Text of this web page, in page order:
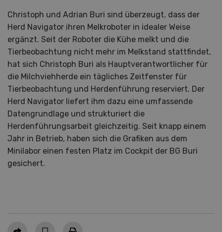
Christoph und Adrian Buri sind überzeugt, dass der
Herd Navigator ihren Melkroboter in idealer Weise
ergänzt. Seit der Roboter die Kühe melkt und die
Tierbeobachtung nicht mehr im Melkstand stattfindet,
hat sich Christoph Buri als Hauptverantwortlicher für
die Milchviehherde ein tägliches Zeitfenster für
Tierbeobachtung und Herdenführung reserviert. Der
Herd Navigator liefert ihm dazu eine umfassende
Datengrundlage und strukturiert die
Herdenführungsarbeit gleichzeitig. Seit knapp einem
Jahr in Betrieb, haben sich die Grafiken aus dem
Minilabor einen festen Platz im Cockpit der BG Buri
gesichert.
Teilen